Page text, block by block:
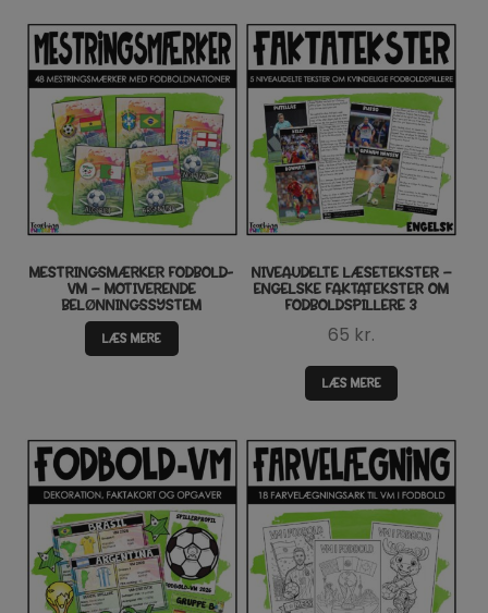
MESTRINGSMÆRKER FODBOLD-
VM – MOTIVERENDE
BELØNNINGSSYSTEM
LÆS MERE
NIVEAUDELTE LÆSETEKSTER –
ENGELSKE FAKTATEKSTER OM
FODBOLDSPILLERE 3
65 kr.
LÆS MERE